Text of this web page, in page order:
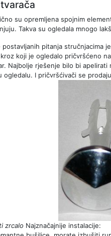
su opremljena spojnim
Takva su ogledala mnogo
pitanja stručnjacima
koji je ogledalo pričvršćeno
Najbolje rješenje bilo bi
ogledalu. I pričvršćivači se
zrcalo Najznačajnije instalacije: